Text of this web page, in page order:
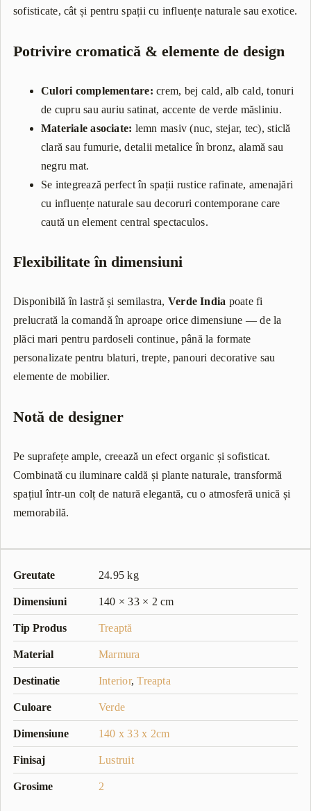
sofisticate, cât și pentru spații cu influențe naturale sau exotice.
Potrivire cromatică & elemente de design
Culori complementare: crem, bej cald, alb cald, tonuri
de cupru sau auriu satinat, accente de verde măsliniu.
Materiale asociate: lemn masiv (nuc, stejar, tec), sticlă
clară sau fumurie, detalii metalice în bronz, alamă sau
negru mat.
Se integrează perfect în spații rustice rafinate, amenajări
cu influențe naturale sau decoruri contemporane care
caută un element central spectaculos.
Flexibilitate în dimensiuni
Disponibilă în lastră și semilastra, Verde India poate fi
prelucrată la comandă în aproape orice dimensiune — de la
plăci mari pentru pardoseli continue, până la formate
personalizate pentru blaturi, trepte, panouri decorative sau
elemente de mobilier.
Notă de designer
Pe suprafețe ample, creează un efect organic și sofisticat.
Combinată cu iluminare caldă și plante naturale, transformă
spațiul într-un colț de natură elegantă, cu o atmosferă unică și
memorabilă.
Greutate 24.95 kg
Dimensiuni 140 × 33 × 2 cm
Tip Produs Treaptă
Material Marmura
Destinatie Interior,Treapta
Culoare Verde
Dimensiune 140 x 33 x 2cm
Finisaj Lustruit
Grosime 2